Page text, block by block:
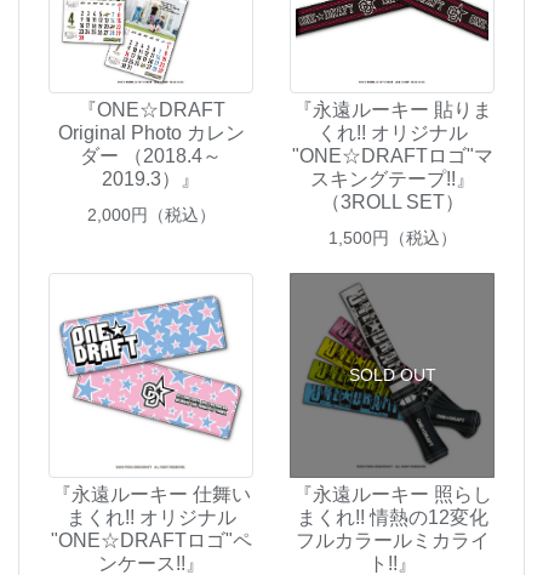
『ONE☆DRAFT
Original Photo カレン
ダー （2018.4～
2019.3）』
2,000円（税込）
『永遠ルーキー 貼りま
くれ!! オリジナル
"ONE☆DRAFTロゴ"マ
スキングテープ!!』
（3ROLL SET）
1,500円（税込）
『永遠ルーキー 仕舞い
まくれ!! オリジナル
"ONE☆DRAFTロゴ"ペ
ンケース!!』
SOLD OUT
『永遠ルーキー 照らし
まくれ!! 情熱の12変化
フルカラールミカライ
ト!!』